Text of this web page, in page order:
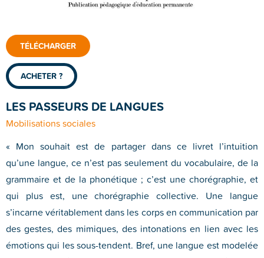
TÉLÉCHARGER
ACHETER ?
LES PASSEURS DE LANGUES
Mobilisations sociales
« Mon souhait est de partager dans ce livret l’intuition
qu’une langue, ce n’est pas seulement du vocabulaire, de la
grammaire et de la phonétique ; c’est une chorégraphie, et
qui plus est, une chorégraphie collective. Une langue
s’incarne véritablement dans les corps en communication par
des gestes, des mimiques, des intonations en lien avec les
émotions qui les sous-tendent. Bref, une langue est modelée